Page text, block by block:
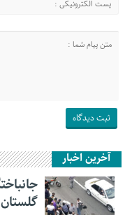
آخرین اخبار
گلستان ۱۷ درصد کاهش یافت